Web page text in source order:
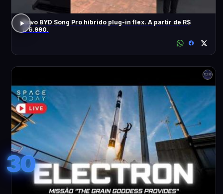
Novo BYD Song Pro híbrido plug-in flex. A partir de R$
176.990.
30